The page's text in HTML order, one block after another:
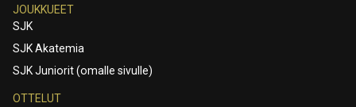
JOUKKUEET
SJK
SJK Akatemia
SJK Juniorit (omalle sivulle)
OTTELUT